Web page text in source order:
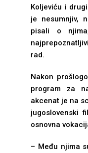
Koljeviću i
je nesumnjiv,
pisali o
rad.
Nakon
program za
akcenat je na
jugoslovenski
osnovna
– Među njima